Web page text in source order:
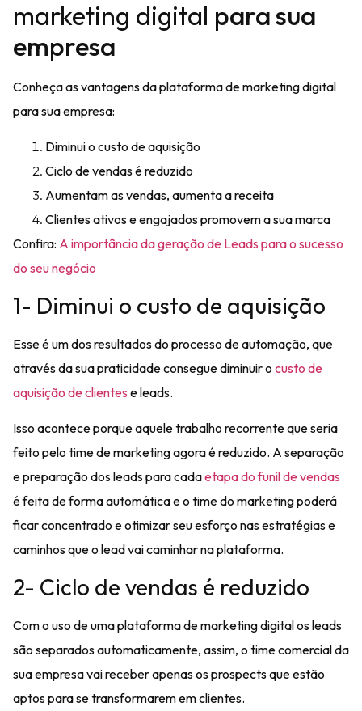
marketing digital para sua
empresa
Conheça as vantagens da plataforma de marketing digital
para sua empresa:
Diminui o custo de aquisição
Ciclo de vendas é reduzido
Aumentam as vendas, aumenta a receita
Clientes ativos e engajados promovem a sua marca
Confira: A importância da geração de Leads para o sucesso
do seu negócio
1- Diminui o custo de aquisição
Esse é um dos resultados do processo de automação, que
através da sua praticidade consegue diminuir o custo de
aquisição de clientes e leads.
Isso acontece porque aquele trabalho recorrente que seria
feito pelo time de marketing agora é reduzido. A separação
e preparação dos leads para cadaetapa do funil de vendas
é feita de forma automática e o time do marketing poderá
ficar concentrado eotimizar seu esforço nas estratégiase
caminhos que o lead vai caminhar na plataforma.
2- Ciclo de vendas é reduzido
Com o uso de uma plataforma de marketing digital os leads
são separados automaticamente, assim, o time comercial da
sua empresa vai receber apenas osprospects que estão
aptos para se transformarem em clientes.